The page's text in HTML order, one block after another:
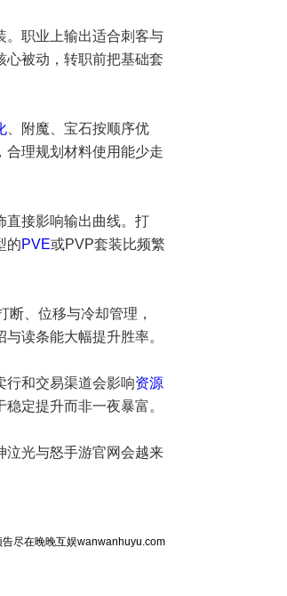
。职业上输出适合刺客与
心被动，转职前把基础套
、附魔、宝石按顺序优
合理规划材料使用能少走
直接影响输出曲线。打
的PVE或PVP套装比频繁
、位移与冷却管理，
读条能大幅提升胜率。
行和交易渠道会影响资源
定提升而非一夜暴富。
泣光与怒手游官网会越来
尽在晚晚互娱wanwanhuyu.com